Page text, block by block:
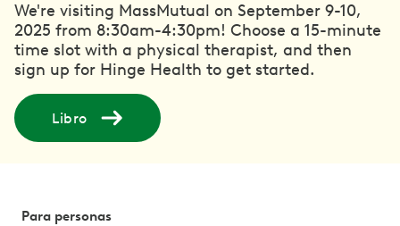
We're visiting MassMutual on September 9-10,
2025 from 8:30am-4:30pm! Choose a 15-minute
time slot with a physical therapist, and then
sign up for Hinge Health to get started.
Libro
Para personas